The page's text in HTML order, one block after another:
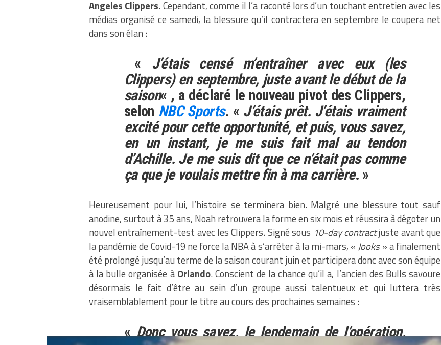
Angeles Clippers. Cependant, comme il l’a raconté lors d’un touchant entretien avec les
médias organisé ce samedi, la blessure qu’il contractera en septembre le coupera net
dans son élan :
« J’étais censé m’entraîner avec eux (les
Clippers) en septembre, juste avant le début de la
saison« , a déclaré le nouveau pivot des Clippers,
selon NBC Sports. « J’étais prêt. J’étais vraiment
excité pour cette opportunité, et puis, vous savez,
en un instant, je me suis fait mal au tendon
d’Achille. Je me suis dit que ce n’était pas comme
ça que je voulais mettre fin à ma carrière. »
Heureusement pour lui, l’histoire se terminera bien. Malgré une blessure tout sauf
anodine, surtout à 35 ans, Noah retrouvera la forme en six mois et réussira à dégoter un
nouvel entraînement-test avec les Clippers. Signé sous 10-day contractjuste avant que
la pandémie de Covid-19 ne force la NBA à s’arrêter à la mi-mars, «Jooks» a finalement
été prolongé jusqu’au terme de la saison courant juin et participera donc avec son équipe
à la bulle organisée à Orlando. Conscient de la chance qu’il a, l’ancien des Bulls savoure
désormais le fait d’être au sein d’un groupe aussi talentueux et qui luttera très
vraisemblablement pour le titre au cours des prochaines semaines :
«Donc vous savez, le lendemain de l’opération,